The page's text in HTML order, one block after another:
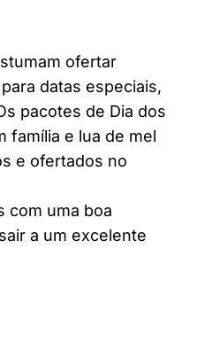
ofertar
datas especiais,
pacotes de Dia dos
família e lua de mel
e ofertados no
com uma boa
a um excelente